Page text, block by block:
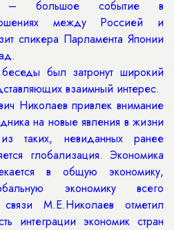
большое событие в
между Россией и
спикера Парламента Японии
затронут широкий
взаимный интерес.
привлек внимание
на новые явления в жизни
таких, невиданных ранее
глобализация. Экономика
в общую экономику,
экономику всего
М.Е.Николаев отметил
интеграции экономик стран